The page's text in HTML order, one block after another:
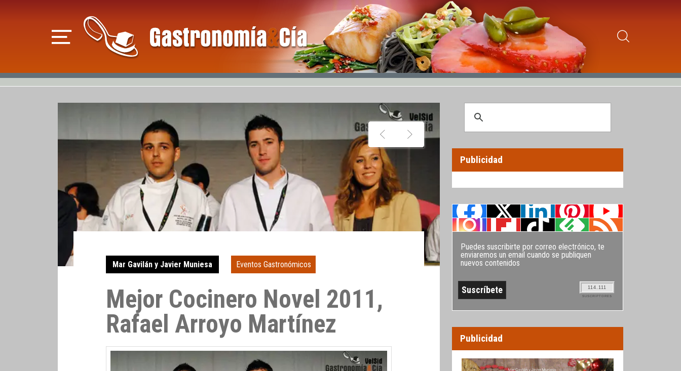
Mar Gavilán y Javier Muniesa Eventos Gastronómicos
Mejor Cocinero Novel 2011,
Rafael Arroyo Martínez
Publicidad
Puedes suscribirte por correo electrónico, te
enviaremos un email cuando se publiquen
nuevos contenidos
114.111
SUSCRIPTORES
Publicidad